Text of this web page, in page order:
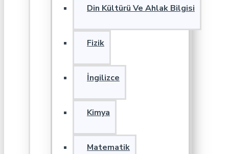
Din Kültürü Ve Ahlak Bilgisi
Fizik
İngilizce
Kimya
Matematik